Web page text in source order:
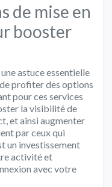
de mise en
booster
astuce essentielle
profiter des options
pour ces services
la visibilité de
et ainsi augmenter
par ceux qui
un investissement
activité et
avec votre